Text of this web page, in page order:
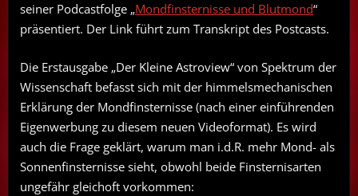
seiner Podcastfolge „Mondfinsternisse und Blutmond“
präsentiert. Der Link führt zum Transkript des Postcasts.
Die Erstausgabe „Der Kleine Astroview“ von Spektrum der
Wissenschaft befasst sich mit der himmelsmechanischen
Erklärung der Mondfinsternisse (nach einer einführenden
Eigenwerbung zu diesem neuen Videoformat). Es wird
auch die Frage geklärt, warum man i.d.R. mehr Mond- als
Sonnenfinsternisse sieht, obwohl beide Finsternisarten
ungefähr gleichoft vorkommen: